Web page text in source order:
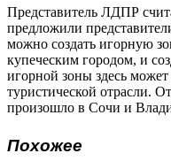
Представитель ЛДПР
предложили
можно создать игорную
купеческим городом, и
игорной зоны здесь
туристической отрасли.
произошло в Сочи и
Похожее